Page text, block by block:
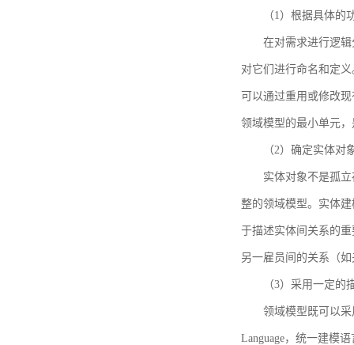
（1）根据具体
在对需求进行逻
对它们进行命名和定
可以通过重用或修改
领域模型的最小单元
（2）确定实体
实体对象不是孤
整的领域模型。实体
于描述实体间关系的
另一雇员间的关系（
（3）采用一定
领域模型既可以
Language，统一建模